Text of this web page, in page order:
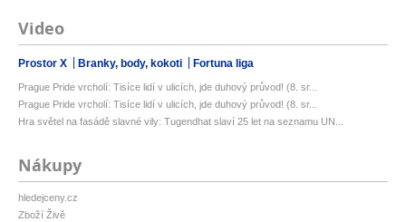
Video
Prostor X Branky, body, kokoti Fortuna liga
Prague Pride vrcholí: Tisíce lidí v ulicích, jde duhový průvod! (8. sr...
Prague Pride vrcholí: Tisíce lidí v ulicích, jde duhový průvod! (8. sr...
Hra světel na fasádě slavné vily: Tugendhat slaví 25 let na seznamu UN...
Nákupy
hledejceny.cz
Zboží Živě